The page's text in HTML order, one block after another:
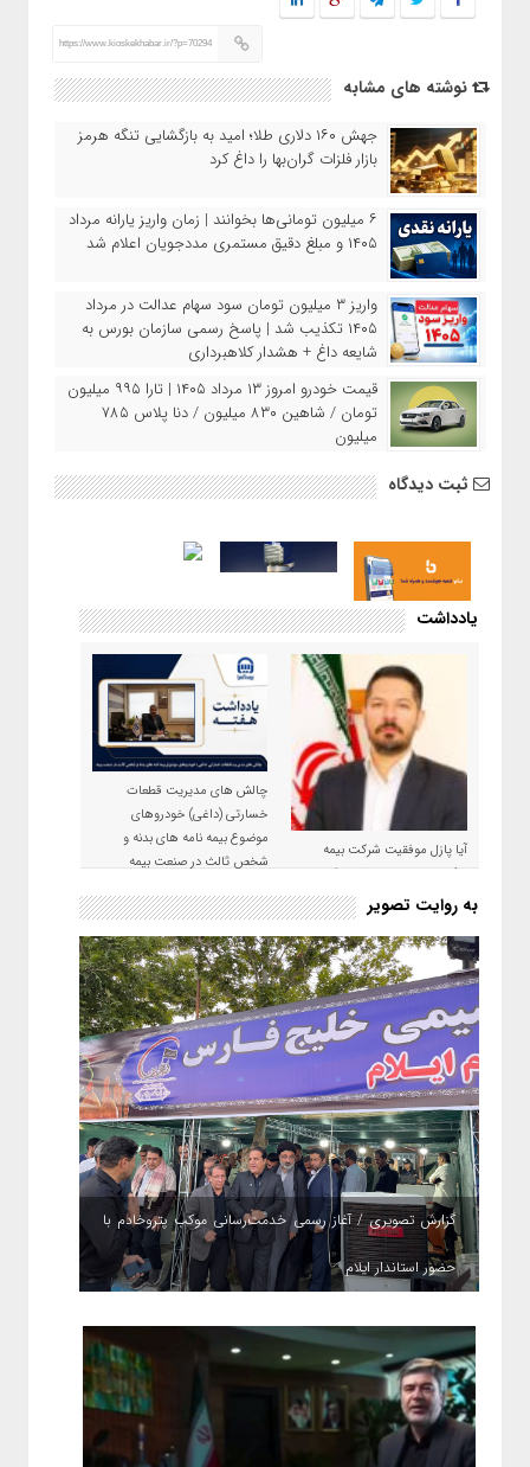
https://www.kioskekhabar.ir/?p=70294
نوشته های مشابه
جهش ۱۶۰ دلاری طلا؛ امید به بازگشایی تنگه هرمز
بازار فلزات گران‌بها را داغ کرد
۶ میلیون تومانی‌ها بخوانند | زمان واریز یارانه مرداد
۱۴۰۵ و مبلغ دقیق مستمری مددجویان اعلام شد
واریز ۳ میلیون تومان سود سهام عدالت در مرداد
۱۴۰۵ تکذیب شد | پاسخ رسمی سازمان بورس به
شایعه داغ + هشدار کلاهبرداری
قیمت خودرو امروز ۱۳ مرداد ۱۴۰۵ | تارا ۹۹۵ میلیون
تومان / شاهین ۸۳۰ میلیون / دنا پلاس ۷۸۵
میلیون
ثبت دیدگاه
یادداشت
آیا پازل موفقیت شرکت بیمه
حکمت صبا در سال ۱۴۰۵ کامل می
شود؟!
چالش های مدیریت قطعات
خسارتی (داغی) خودروهای
موضوع بیمه نامه های بدنه و
شخص ثالث در صنعت بیمه
به روایت تصویر
گزارش تصویری / آغاز رسمی خدمت‌رسانی موکب پتروخادم با
حضور استاندار ایلام